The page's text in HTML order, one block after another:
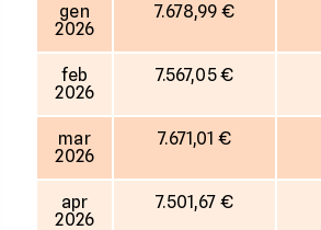
gen
2026
7.678,99 €
feb
2026
7.567,05 €
mar
2026
7.671,01 €
apr
2026
7.501,67 €